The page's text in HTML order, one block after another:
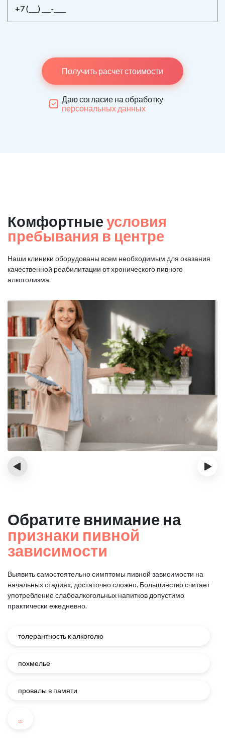
Получить расчет стоимости
Даю согласие на обработку
персональных данных
Комфортные условия
пребывания в центре
Наши клиники оборудованы всем необходимым для оказания
качественной реабилитации от хронического пивного
алкоголизма.
‹ ›
Обратите внимание на
признаки пивной
зависимости
Выявить самостоятельно симптомы пивной зависимости на
начальных стадиях, достаточно сложно. Большинство считает
употребление слабоалкогольных напитков допустимо
практически ежедневно.
толерантность к алкоголю
похмелье
провалы в памяти
...